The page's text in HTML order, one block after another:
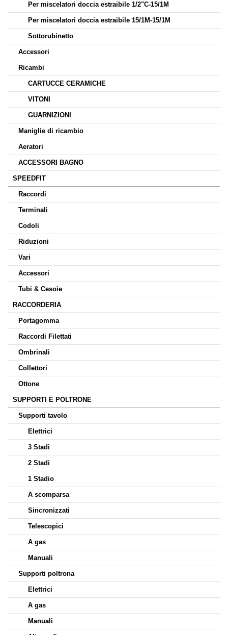
Per miscelatori doccia estraibile 1/2"C-15/1M
Per miscelatori doccia estraibile 15/1M-15/1M
Sottorubinetto
Accessori
Ricambi
CARTUCCE CERAMICHE
VITONI
GUARNIZIONI
Maniglie di ricambio
Aeratori
ACCESSORI BAGNO
SPEEDFIT
Raccordi
Terminali
Codoli
Riduzioni
Vari
Accessori
Tubi & Cesoie
RACCORDERIA
Portagomma
Raccordi Filettati
Ombrinali
Collettori
Ottone
SUPPORTI E POLTRONE
Supporti tavolo
Elettrici
3 Stadi
2 Stadi
1 Stadio
A scomparsa
Sincronizzati
Telescopici
A gas
Manuali
Supporti poltrona
Elettrici
A gas
Manuali